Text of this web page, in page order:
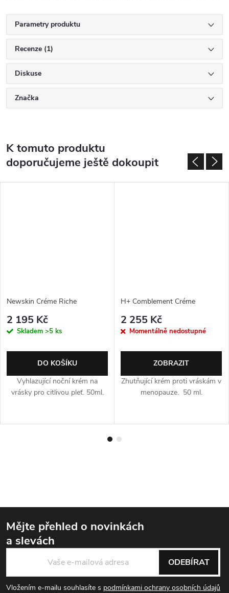
Parametry produktu
Recenze (1)
Diskuse
Značka
K tomuto produktu
doporučujeme ještě dokoupit
Newskin Créme Riche
2 195 Kč
Skladem >5 ks
DO KOŠÍKU
Vyhlazující noční krém na
vrásky pro citlivou pleť. 50ml.
H+ Comblement Créme
2 255 Kč
Momentálně nedostupné
ZOBRAZIT
Zhutňující krém proti vráskám v
menopauze. 50 ml.
Zápatí
Mějte přehled o novinkách
a slevách
Vložením e-mailu souhlasíte s podmínkami ochrany osobních údajů
ODEBÍRAT